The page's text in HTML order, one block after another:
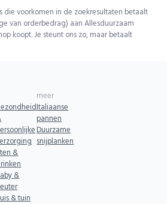
die voorkomen in de zoekresultaten betaalt
van orderbedrag) aan Allesduurzaam
koopt. Je steunt ons zo, maar betaalt
&
&
& tuin
meer
Italiaanse
pannen
Duurzame
snijplanken